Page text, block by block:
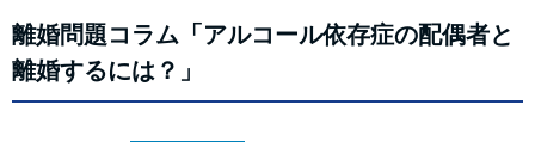
離婚問題コラム「アルコール依存症の配偶者と
離婚するには？」